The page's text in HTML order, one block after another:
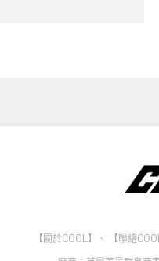
【關於COOL】 、 【聯絡